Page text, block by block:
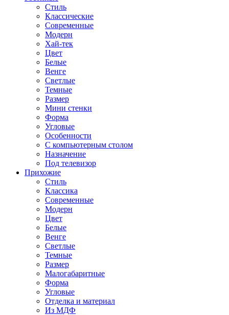
Стиль
Классические
Современные
Модерн
Хай-тек
Цвет
Белые
Венге
Светлые
Темные
Размер
Мини стенки
Форма
Угловые
Особенности
С компьютерным столом
Назначение
Под телевизор
Прихожие
Стиль
Классика
Современные
Модерн
Цвет
Белые
Венге
Светлые
Темные
Размер
Малогабаритные
Форма
Угловые
Отделка и материал
Из МДФ